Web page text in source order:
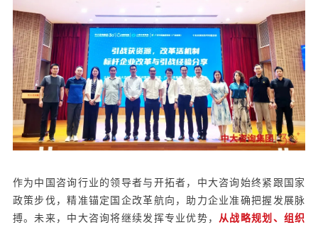
作为中国咨询行业的领导者与开拓者，中大咨询始终紧跟国家
政策步伐，精准锚定国企改革航向，助力企业准确把握发展脉
搏。未来，中大咨询将继续发挥专业优势， 从战略规划、组织